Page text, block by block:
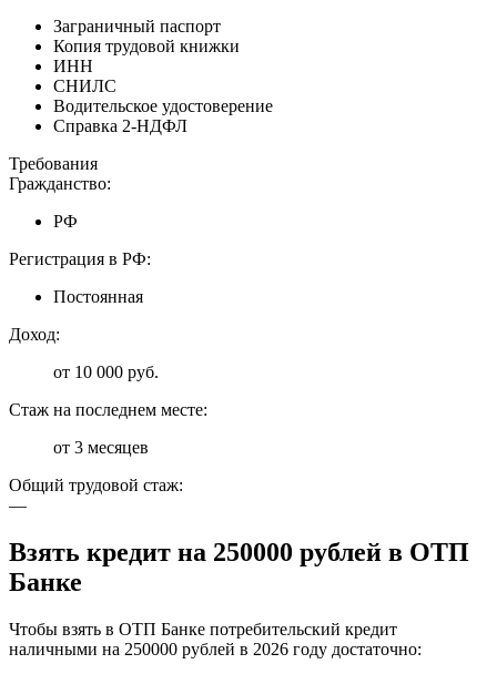
Заграничный паспорт
Копия трудовой книжки
ИНН
СНИЛС
Водительское удостоверение
Справка 2-НДФЛ
Требования
Гражданство:
РФ
Регистрация в РФ:
Постоянная
Доход:
от 10 000 руб.
Стаж на последнем месте:
от 3 месяцев
Общий трудовой стаж:
—
Взять кредит на 250000 рублей в ОТП
Банке
Чтобы взять в ОТП Банке потребительский кредит
наличными на 250000 рублей в 2026 году достаточно: